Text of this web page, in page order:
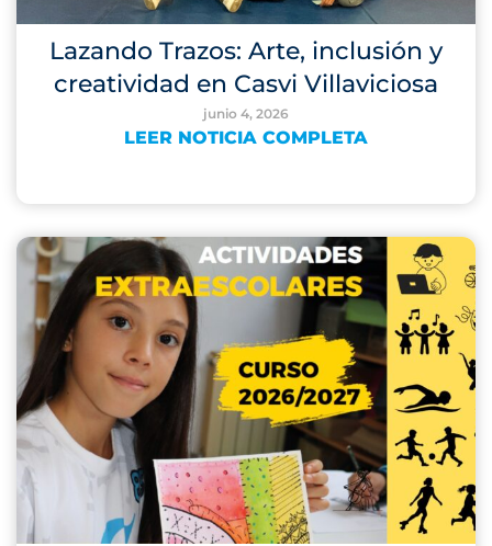
Lazando Trazos: Arte, inclusión y
creatividad en Casvi Villaviciosa
junio 4, 2026
LEER NOTICIA COMPLETA